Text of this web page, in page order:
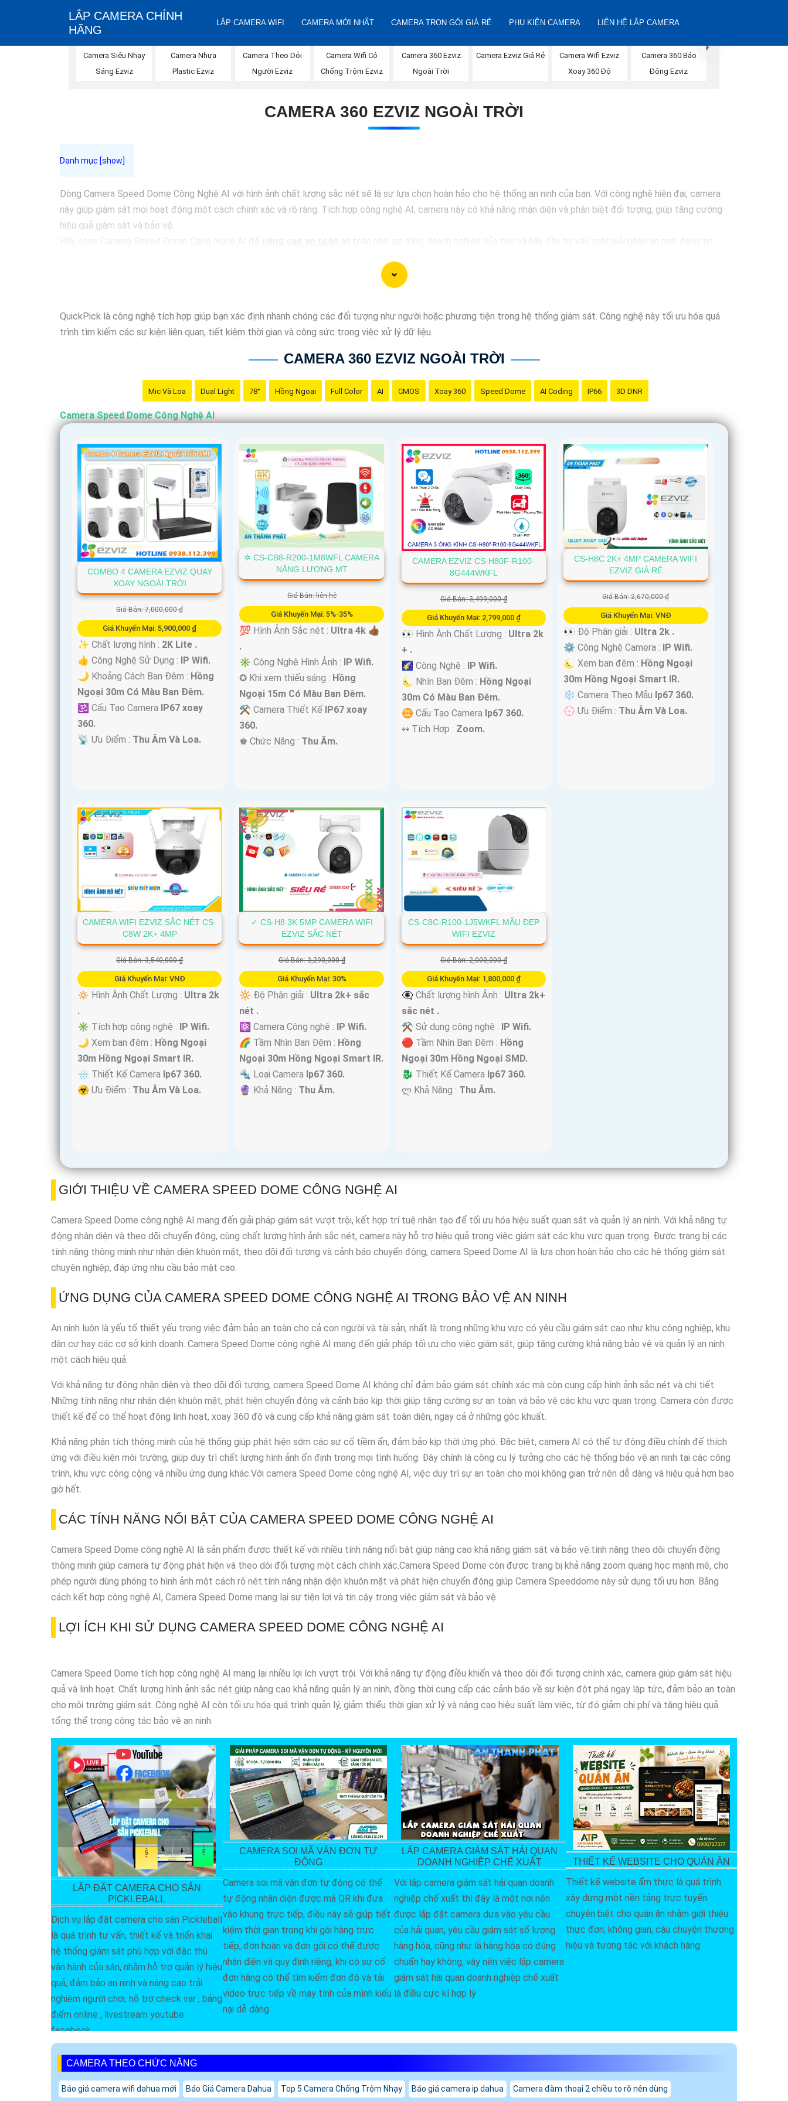
LẮP CAMERA CHÍNH
HÃNG
LẮP CAMERA WIFI CAMERA MỚI NHẤT CAMERA TRỌN GÓI GIÁ RẺ PHỤ KIỆN CAMERA LIÊN HỆ LẮP CAMERA
Camera Siêu Nhạy
Sáng Ezviz
Camera Nhựa
Plastic Ezviz
Camera Theo Dỏi
Người Ezviz
Camera Wifi Có
Chống Trộm Ezviz
Camera 360 Ezviz
Ngoài Trời
Camera Ezviz Giá Rẻ
Camera Wifi Ezviz
Xoay 360 Độ
Camera 360 Báo
Động Ezviz
CAMERA 360 EZVIZ NGOÀI TRỜI
Dòng Camera Speed Dome Công Nghệ AI với hình ảnh chất lượng sắc nét sẽ là sự lựa chọn hoàn hảo cho hệ thống an ninh của bạn. Với công nghệ hiện đại, camera
này giúp giám sát mọi hoạt động một cách chính xác và rõ ràng. Tích hợp công nghệ AI, camera này có khả năng nhận diện và phân biệt đối tượng, giúp tăng cường
hiệu quả giám sát và bảo vệ.
QuickPick là công nghệ tích hợp giúp bạn xác định nhanh chóng các đối tượng như người hoặc phương tiện trong hệ thống giám sát. Công nghệ này tối ưu hóa quá
trình tìm kiếm các sự kiện liên quan, tiết kiệm thời gian và công sức trong việc xử lý dữ liệu.
CAMERA 360 EZVIZ NGOÀI TRỜI
Mic Và Loa Dual Light 78° Hồng Ngoại Full Color AI CMOS Xoay 360 Speed Dome AI Coding IP66 3D DNR
Camera Speed Dome Công Nghệ AI
COMBO 4 CAMERA EZVIZ QUAY
XOAY NGOÀI TRỜI
Giá Bán: 7,000,000 ₫
Giá Khuyến Mại: 5,900,000 ₫
✨ Chất lượng hình : 2K Lite .
👍 Công Nghệ Sử Dụng : IP Wifi.
🌙 Khoảng Cách Ban Đêm : Hồng
Ngoại 30m Có Màu Ban Ðêm.
🕉️ Cấu Tạo Camera IP67 xoay
360.
️📡 Ưu Điểm : Thu Âm Và Loa.
✲ CS-CB8-R200-1M8WFL CAMERA
NĂNG LƯƠNG MT
Giá Bán: liên hệ
Giá Khuyến Mại: 5%-35%
💯 Hình Ảnh Sắc nét : Ultra 4k 👍🏾
.
✳️ Công Nghệ Hình Ảnh : IP Wifi.
✪ Khi xem thiếu sáng : Hồng
Ngoại 15m Có Màu Ban Ðêm.
⚒ Camera Thiết Kế IP67 xoay
360.
️♚ Chức Năng : Thu Âm.
CAMERA EZVIZ CS-H80F-R100-
8G444WKFL
Giá Bán: 3,499,000 ₫
Giá Khuyến Mại: 2,799,000 ₫
👀 Hình Ành Chất Lượng : Ultra 2k
+ .
🌠 Công Nghệ : IP Wifi.
🌜 Nhìn Ban Đêm : Hồng Ngoại
30m Có Màu Ban Ðêm.
♊ Cấu Tạo Camera Ip67 360.
️↭ Tích Hợp : Zoom.
CS-H8C 2K+ 4MP CAMERA WIFI
EZVIZ GIÁ RẺ
Giá Bán: 2,670,000 ₫
Giá Khuyến Mại: VNĐ
️
👀 Độ Phân giải : Ultra 2k .
⚙ Công Nghệ Camera : IP Wifi.
🌜 Xem ban đêm : Hồng Ngoại
30m Hồng Ngoại Smart IR.
❄ Camera Theo Mẫu Ip67 360.
️💮 Ưu Điểm : Thu Âm Và Loa.
CAMERA WIFI EZVIZ SẮC NÉT CS-
C8W 2K+ 4MP
Giá Bán: 3,540,000 ₫
Giá Khuyến Mại: VNĐ
🔅 Hình Ành Chất Lượng : Ultra 2k
.
✳️ Tích hợp công nghệ : IP Wifi.
🌙 Xem ban đêm : Hồng Ngoại
30m Hồng Ngoại Smart IR.
🌧️ Thiết Kế Camera Ip67 360.
️☣️ Ưu Điểm : Thu Âm Và Loa.
✓ CS-H8 3K 5MP CAMERA WIFI
EZVIZ SẮC NÉT
Giá Bán: 3,290,000 ₫
Giá Khuyến Mại: 30%
🔆 Độ Phân giải : Ultra 2k+ sắc
nét .
⚛️ Camera Công nghệ : IP Wifi.
🌈 Tầm Nhìn Ban Đêm : Hồng
Ngoại 30m Hồng Ngoại Smart IR.
🔩 Loại Camera Ip67 360.
️🔮 Khả Năng : Thu Âm.
CS-C8C-R100-1J5WKFL MẪU ĐẸP
WIFI EZVIZ
Giá Bán: 2,000,000 ₫
Giá Khuyến Mại: 1,800,000 ₫
👁️‍🗨 Chất lượng hình Ảnh : Ultra 2k+
sắc nét .
⚒ Sử dụng công nghệ : IP Wifi.
🔴 Tầm Nhìn Ban Đêm : Hồng
Ngoại 30m Hồng Ngoại SMD.
🐉️ Thiết Kế Camera Ip67 360.
️ლ Khả Năng : Thu Âm.
GIỚI THIỆU VỀ CAMERA SPEED DOME CÔNG NGHỆ AI
Camera Speed Dome công nghệ AI mang đến giải pháp giám sát vượt trội, kết hợp trí tuệ nhân tạo để tối ưu hóa hiệu suất quan sát và quản lý an ninh. Với khả năng tự
động nhận diện và theo dõi chuyển động, cùng chất lượng hình ảnh sắc nét, camera này hỗ trợ hiệu quả trong việc giám sát các khu vực quan trọng. Được trang bị các
tính năng thông minh như nhận diện khuôn mặt, theo dõi đối tượng và cảnh báo chuyển động, camera Speed Dome AI là lựa chọn hoàn hảo cho các hệ thống giám sát
chuyên nghiệp, đáp ứng nhu cầu bảo mật cao.
ỨNG DỤNG CỦA CAMERA SPEED DOME CÔNG NGHỆ AI TRONG BẢO VỆ AN NINH
An ninh luôn là yếu tố thiết yếu trong việc đảm bảo an toàn cho cả con người và tài sản, nhất là trong những khu vực có yêu cầu giám sát cao như khu công nghiệp, khu
dân cư hay các cơ sở kinh doanh. Camera Speed Dome công nghệ AI mang đến giải pháp tối ưu cho việc giám sát, giúp tăng cường khả năng bảo vệ và quản lý an ninh
một cách hiệu quả.
Với khả năng tự động nhận diện và theo dõi đối tượng, camera Speed Dome AI không chỉ đảm bảo giám sát chính xác mà còn cung cấp hình ảnh sắc nét và chi tiết.
Những tính năng như nhận diện khuôn mặt, phát hiện chuyển động và cảnh báo kịp thời giúp tăng cường sự an toàn và bảo vệ các khu vực quan trọng. Camera còn được
thiết kế để có thể hoạt động linh hoạt, xoay 360 độ và cung cấp khả năng giám sát toàn diện, ngay cả ở những góc khuất.
Khả năng phân tích thông minh của hệ thống giúp phát hiện sớm các sự cố tiềm ẩn, đảm bảo kịp thời ứng phó. Đặc biệt, camera AI có thể tự động điều chỉnh để thích
ứng với điều kiện môi trường, giúp duy trì chất lượng hình ảnh ổn định trong mọi tình huống. Đây chính là công cụ lý tưởng cho các hệ thống bảo vệ an ninh tại các công
trình, khu vực công cộng và nhiều ứng dụng khác.Với camera Speed Dome công nghệ AI, việc duy trì sự an toàn cho mọi không gian trở nên dễ dàng và hiệu quả hơn bao
giờ hết.
CÁC TÍNH NĂNG NỔI BẬT CỦA CAMERA SPEED DOME CÔNG NGHỆ AI
Camera Speed Dome công nghệ AI là sản phẩm được thiết kế với nhiều tính năng nổi bật giúp nâng cao khả năng giám sát và bảo vệ.tính năng theo dõi chuyển động
thông minh giúp camera tự động phát hiện và theo dõi đối tượng một cách chính xác.Camera Speed Dome còn được trang bị khả năng zoom quang học mạnh mẽ, cho
phép người dùng phóng to hình ảnh một cách rõ nét.tính năng nhận diện khuôn mặt và phát hiện chuyển động giúp Camera Speeddome này sử dụng tối ưu hơn. Bằng
cách kết hợp công nghệ AI, Camera Speed Dome mang lại sự tiện lợi và tin cậy trong việc giám sát và bảo vệ.
LỢI ÍCH KHI SỬ DỤNG CAMERA SPEED DOME CÔNG NGHỆ AI
Camera Speed Dome tích hợp công nghệ AI mang lại nhiều lợi ích vượt trội. Với khả năng tự động điều khiển và theo dõi đối tượng chính xác, camera giúp giám sát hiệu
quả và linh hoạt. Chất lượng hình ảnh sắc nét giúp nâng cao khả năng quản lý an ninh, đồng thời cung cấp các cảnh báo về sự kiện đột phá ngay lập tức, đảm bảo an toàn
cho môi trường giám sát. Công nghệ AI còn tối ưu hóa quá trình quản lý, giảm thiểu thời gian xử lý và nâng cao hiệu suất làm việc, từ đó giảm chi phí và tăng hiệu quả
tổng thể trong công tác bảo vệ an ninh.
LẮP ĐẶT CAMERA CHO SÂN
PICKLEBALL
Dịch vụ lắp đặt camera cho sân Pickleball
là quá trình tư vấn, thiết kế và triển khai
hệ thống giám sát phù hợp với đặc thù
vận hành của sân, nhằm hỗ trợ quản lý hiệu
quả, đảm bảo an ninh và nâng cao trải
nghiệm người chơi, hỗ trợ check var , bảng
điểm online , livestream youtube
facebook
CAMERA SOI MÃ VẬN ĐƠN TỰ
ĐỘNG
Camera soi mã vận đơn tự động có thể
tự động nhận diện được mã QR khi đưa
vào khung trực tiếp, điều này sẽ giúp tiết
kiệm thời gian trong khi gói hàng trực
tiếp, đơn hoàn và đơn gói có thể được
nhận diện và quy định riêng, khi có sự cố
đơn hàng có thể tìm kiếm đơn đó và tải
video trực tiếp về máy tính của mình kiếu
nại dễ dàng
LẮP CAMERA GIÁM SÁT HẢI QUAN
DOANH NGHIỆP CHẾ XUẤT
Với lắp camera giám sát hải quan doanh
nghiệp chế xuất thì đây là một nơi nên
được lắp đặt camera dựa vào yêu cầu
của hải quan, yêu cầu giám sát số lượng
hàng hóa, cũng như là hàng hóa có đúng
chuẩn hay không, vậy nên việc lắp camera
giám sát hài quan doanh nghiệp chế xuất
là điều cực kì hợp lý
THIẾT KẾ WEBSITE CHO QUÁN ĂN
Thiết kế website ẩm thực là quá trình
xây dựng một nền tảng trực tuyến
chuyên biệt cho quán ăn nhằm giới thiệu
thực đơn, không gian, câu chuyện thương
hiệu và tương tác với khách hàng
CAMERA THEO CHỨC NĂNG
Báo giá camera wifi dahua mới Báo Giá Camera Dahua Top 5 Camera Chống Trộm Nhạy Báo giá camera ip dahua Camera đàm thoại 2 chiều to rõ nên dùng